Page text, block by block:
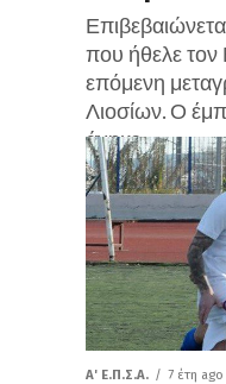
που ήθελε τον
επόμενη
Λιοσίων. Ο
άνηκε...
A' Ε.Π.Σ.Α. 7 έτη ago